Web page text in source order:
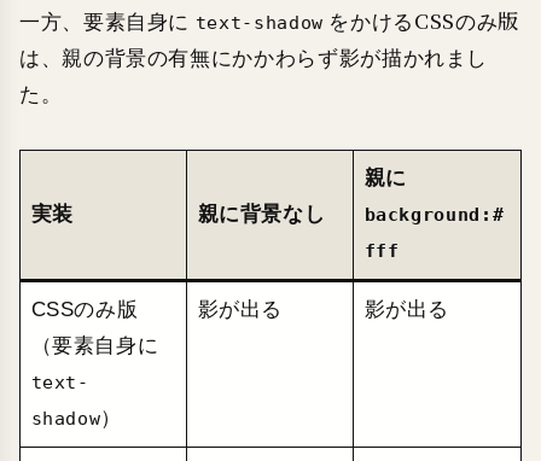
一方、要素自身に text-shadow をかけるCSSのみ版
は、親の背景の有無にかかわらず影が描かれまし
た。
実装 親に背景なし
親に
background:#
fff
CSSのみ版
（要素自身に
text-
shadow）
影が出る 影が出る